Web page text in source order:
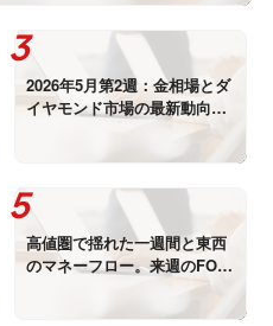
2026年5月第2週：金相場とダ
イヤモンド市場の最新動向｜
高値圏で揺れた一週間と東西
のマネーフロー。来週のFOM
C・GDP速報値を控えた相場
シナリオを解説｜2026年4月2